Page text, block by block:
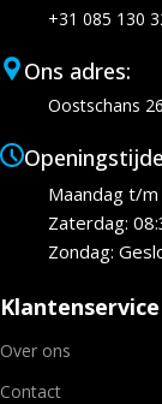
+31 085 130
Ons adres:
Oostschans
Maandag t/
Zaterdag:
Zondag:
Klantenservice
Over ons
Contact